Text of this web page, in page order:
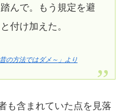
んで。もう規定を避
付け加えた。
の方法ではダメ～ 」より
も含まれていた点を見落